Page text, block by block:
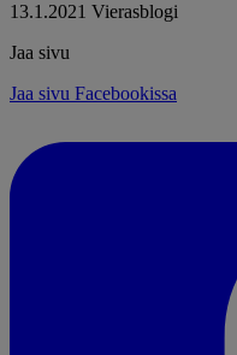
13.1.2021 Vierasblogi
Jaa sivu
Jaa sivu Facebookissa